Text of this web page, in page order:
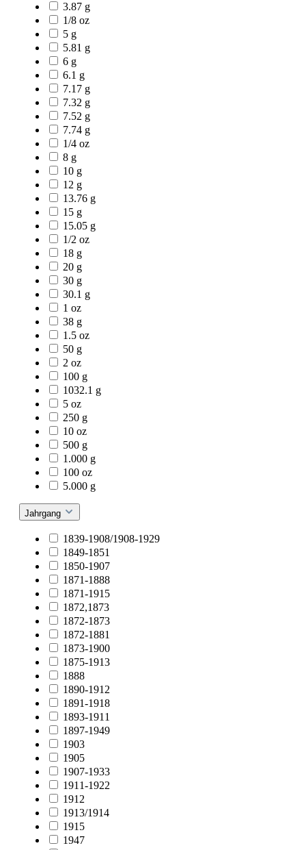
3.87 g
1/8 oz
5 g
5.81 g
6 g
6.1 g
7.17 g
7.32 g
7.52 g
7.74 g
1/4 oz
8 g
10 g
12 g
13.76 g
15 g
15.05 g
1/2 oz
18 g
20 g
30 g
30.1 g
1 oz
38 g
1.5 oz
50 g
2 oz
100 g
1032.1 g
5 oz
250 g
10 oz
500 g
1.000 g
100 oz
5.000 g
Jahrgang
1839-1908/1908-1929
1849-1851
1850-1907
1871-1888
1871-1915
1872,1873
1872-1873
1872-1881
1873-1900
1875-1913
1888
1890-1912
1891-1918
1893-1911
1897-1949
1903
1905
1907-1933
1911-1922
1912
1913/1914
1915
1947